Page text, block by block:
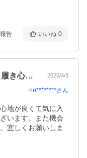
告 いいね 0
商品が無事に届きました。とても履き心地… 2025/4/3
rio********さん
地が良くて気に入
います。また機会
宜しくお願いしま